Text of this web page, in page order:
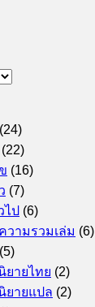
(24)
(22)
(16)
(7)
ไป (6)
วามรวมเล่ม (6)
(5)
ยายไทย (2)
ยายแปล (2)